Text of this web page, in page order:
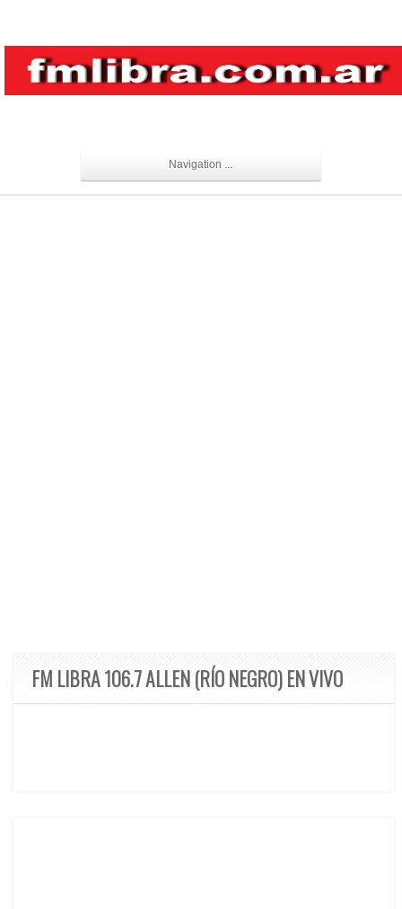
Navigation ...
FM LIBRA 106.7 ALLEN (RÍO NEGRO) EN VIVO